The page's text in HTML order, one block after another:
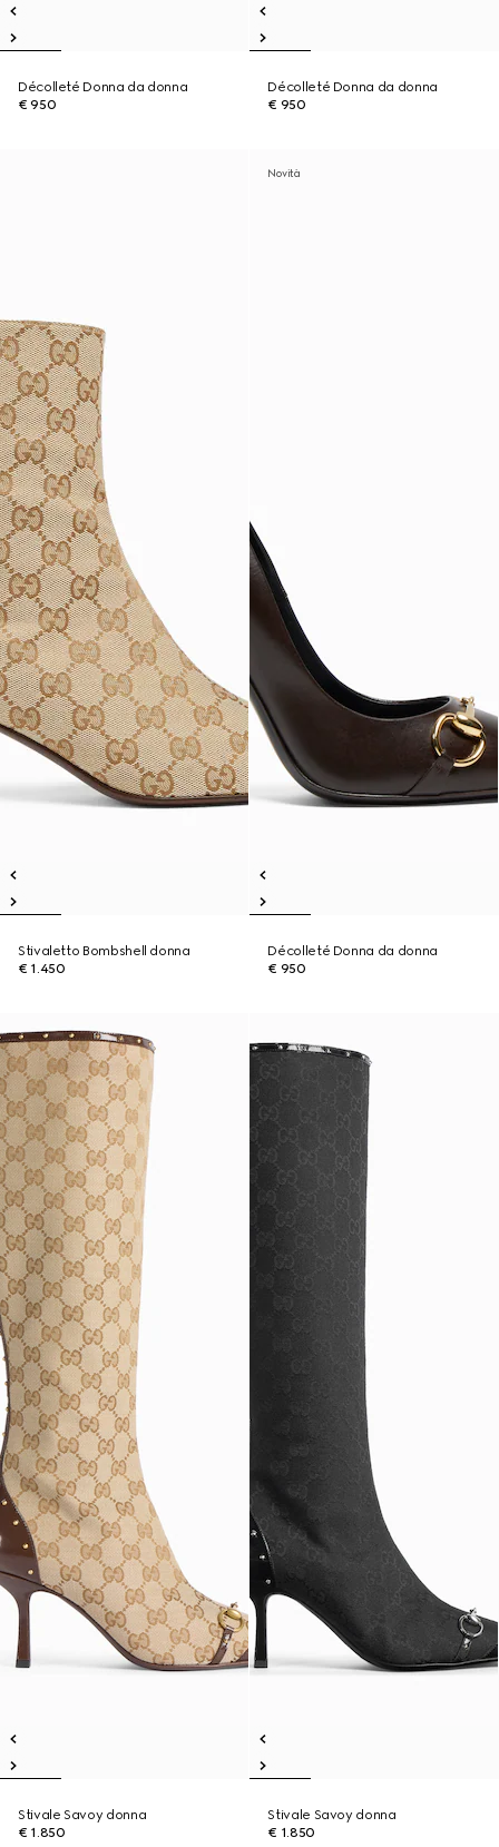
Décolleté Donna da donna
€ 950
Décolleté Donna da donna
€ 950
Stivaletto Bombshell donna
€ 1.450
Novità
Décolleté Donna da donna
€ 950
Stivale Savoy donna
€ 1.850
Stivale Savoy donna
€ 1.850